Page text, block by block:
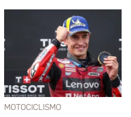
MOTOCICLISMO